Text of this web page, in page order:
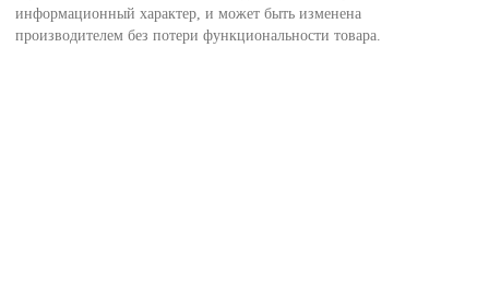
информационный характер, и может быть изменена
производителем без потери функциональности товара.